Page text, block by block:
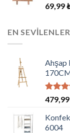
69,99
EN SEVILENLER
Ahşap
5
5.00oy
aldı
479,99
6004